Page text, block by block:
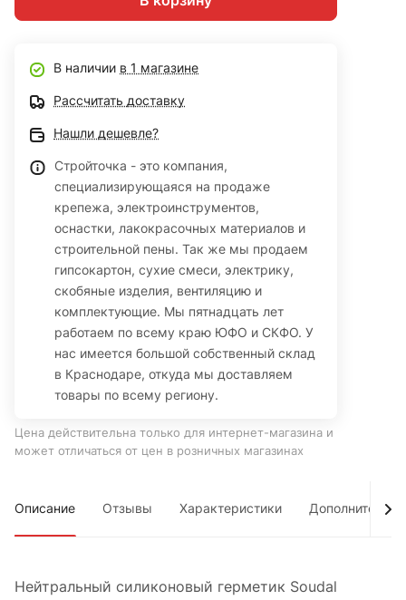
В наличии в 1 магазине
Рассчитать доставку
Нашли дешевле?
Стройточка - это компания,
специализирующаяся на продаже
крепежа, электроинструментов,
оснастки, лакокрасочных материалов и
строительной пены. Так же мы продаем
гипсокартон, сухие смеси, электрику,
скобяные изделия, вентиляцию и
комплектующие. Мы пятнадцать лет
работаем по всему краю ЮФО и СКФО. У
нас имеется большой собственный склад
в Краснодаре, откуда мы доставляем
товары по всему региону.
Цена действительна только для интернет-магазина и
может отличаться от цен в розничных магазинах
Описание Отзывы Характеристики Дополнительно
Нейтральный силиконовый герметик Soudal